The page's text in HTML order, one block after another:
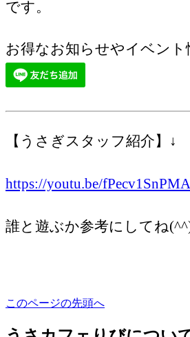
です。
お得なお知らせやイベント
【うさぎスタッフ紹介】↓
https://youtu.be/fPecv1SnPMA
誰と遊ぶか参考にしてね
このページの先頭へ